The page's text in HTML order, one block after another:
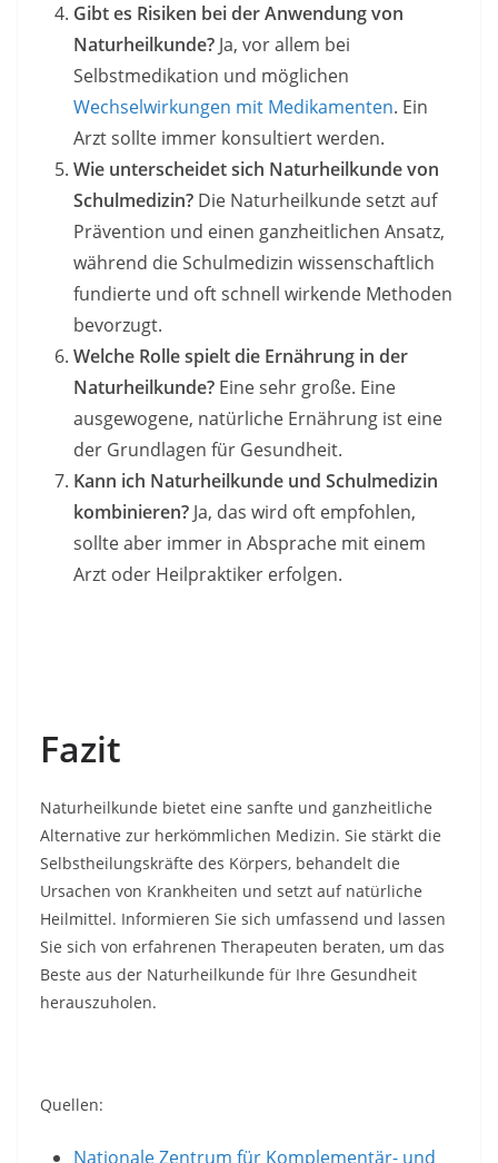
Gibt es Risiken bei der Anwendung von
Naturheilkunde? Ja, vor allem bei
Selbstmedikation und möglichen
Wechselwirkungen mit Medikamenten. Ein
Arzt sollte immer konsultiert werden.
Wie unterscheidet sich Naturheilkunde von
Schulmedizin? Die Naturheilkunde setzt auf
Prävention und einen ganzheitlichen Ansatz,
während die Schulmedizin wissenschaftlich
fundierte und oft schnell wirkende Methoden
bevorzugt.
Welche Rolle spielt die Ernährung in der
Naturheilkunde? Eine sehr große. Eine
ausgewogene, natürliche Ernährung ist eine
der Grundlagen für Gesundheit.
Kann ich Naturheilkunde und Schulmedizin
kombinieren? Ja, das wird oft empfohlen,
sollte aber immer in Absprache mit einem
Arzt oder Heilpraktiker erfolgen.
Fazit
Naturheilkunde bietet eine sanfte und ganzheitliche
Alternative zur herkömmlichen Medizin. Sie stärkt die
Selbstheilungskräfte des Körpers, behandelt die
Ursachen von Krankheiten und setzt auf natürliche
Heilmittel. Informieren Sie sich umfassend und lassen
Sie sich von erfahrenen Therapeuten beraten, um das
Beste aus der Naturheilkunde für Ihre Gesundheit
herauszuholen.
Quellen:
Nationale Zentrum für Komplementär- und